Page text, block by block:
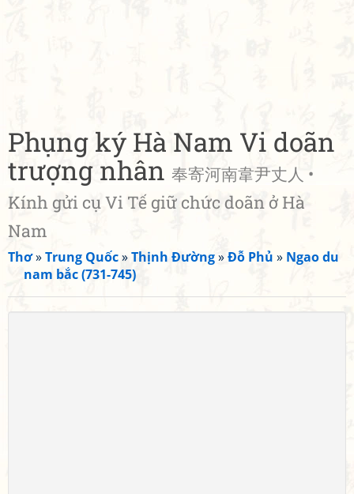
Phụng ký Hà Nam Vi doãn
trượng nhân 奉寄河南韋尹丈人 •
Kính gửi cụ Vi Tế giữ chức doãn ở Hà
Nam
Thơ»Trung Quốc»Thịnh Đường»Đỗ Phủ » Ngao du
nam bắc (731-745)